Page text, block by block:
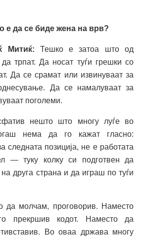
е да се биде жена на врв?
Митиќ: Тешко е затоа што од
трпат. Да носат туѓи грешки со
Да се срамат или извинуваат за
Да се намалуваат за
поголеми.
нешто што многу луѓе во
нема да го кажат гласно:
следната позиција, не е работата
— туку колку си подготвен да
друга страна и да играш по туѓи
да молчам, проговорив. Наместо
прекршив кодот. Наместо да
Во оваа држава многу